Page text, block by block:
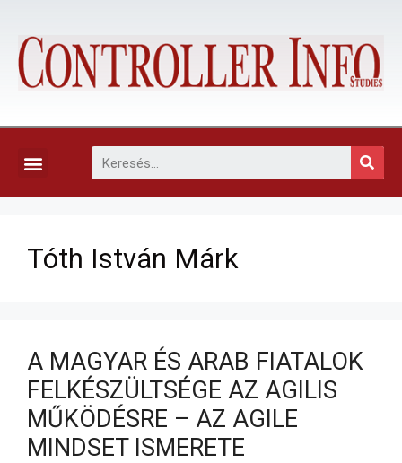
Tóth István Márk
A MAGYAR ÉS ARAB FIATALOK
FELKÉSZÜLTSÉGE AZ AGILIS
MŰKÖDÉSRE – AZ AGILE
MINDSET ISMERETE